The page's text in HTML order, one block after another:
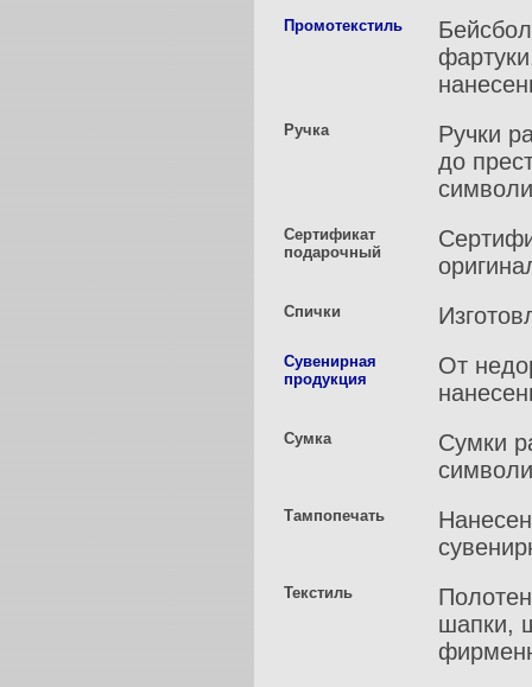
Промотекстиль
Ручка
Ручки
до
Сертификат
подарочный
Спички
Сувенирная
продукция
От
Сумка
Сумки
Тампопечать
Текстиль
шапки,